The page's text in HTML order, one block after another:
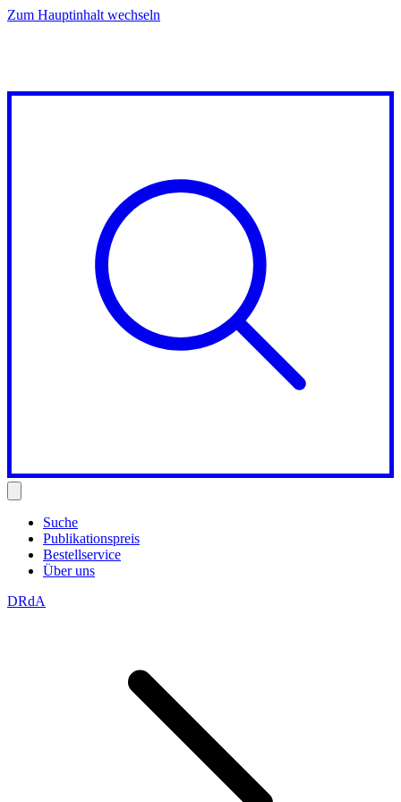
Zum Hauptinhalt wechseln
Suche
Publikationspreis
Bestellservice
Über uns
DRdA